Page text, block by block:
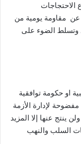
الاحتجاجات
عن مقاومة يومية من
وتسلط الضوء على
او حكومة توافقية
لإدارة الأزمة
ينتج عنها إلا المزيد
السلب والنهب